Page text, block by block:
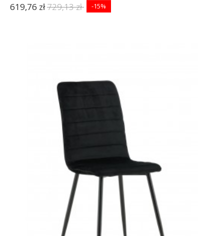
619,76 zł729,13 zł -15%